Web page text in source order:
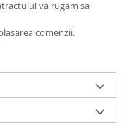
va rugam sa
comenzii.